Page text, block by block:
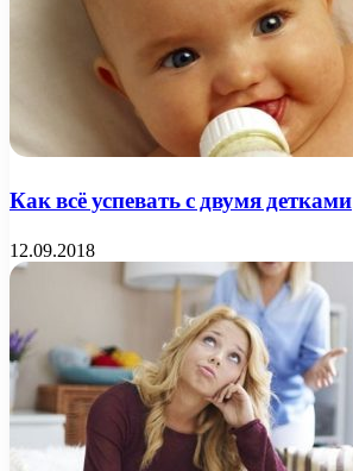
Как всё успевать с двумя детками
12.09.2018